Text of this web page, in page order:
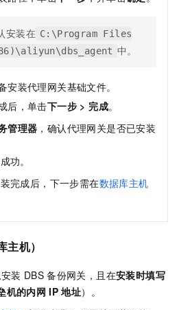
安装在 C:\Program Files
中。
安装代理网关基础文件。
后，单击下一步 > 完成。
管理器 ，确认代理网关是否已安装
功。
完成后，下一步需在数据库主机
机）
安装 DBS 备份网关，且在安装时填写
机的内网 IP 地址）。